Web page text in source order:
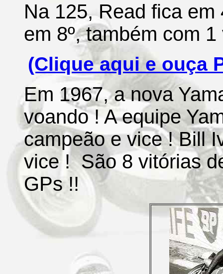
Na 125, Read fica em
em 8º, também com
(Clique aqui e ouça
Em 1967, a nova
voando ! A equipe
campeão e vice ! Bill
vice ! São 8 vitórias
GPs !!